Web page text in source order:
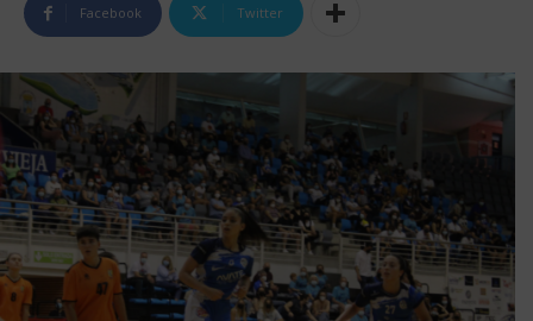
Facebook Twitter